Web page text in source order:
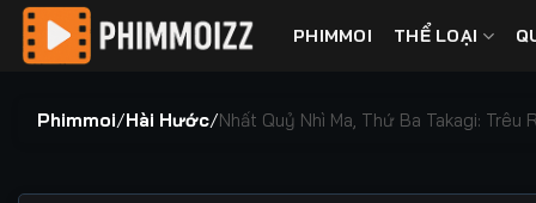
qua
PHIMMOI THỂ LOẠI
Phimmoi/Hài Hước/Nhất Quỷ Nhì Ma, Thứ Ba Takagi: Trêu